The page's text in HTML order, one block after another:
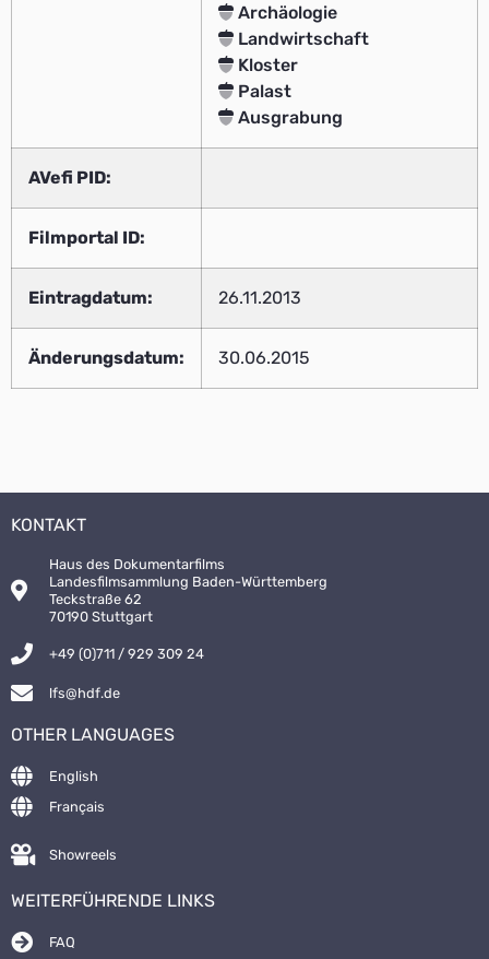
Archäologie
Landwirtschaft
Kloster
Palast
Ausgrabung
AVefi PID:
Filmportal ID:
Eintragdatum: 26.11.2013
Änderungsdatum: 30.06.2015
KONTAKT
Haus des Dokumentarfilms
Landesfilmsammlung Baden-Württemberg
Teckstraße 62
70190 Stuttgart
+49 (0)711 / 929 309 24
lfs@hdf.de
OTHER LANGUAGES
English
Français
Showreels
WEITERFÜHRENDE LINKS
FAQ